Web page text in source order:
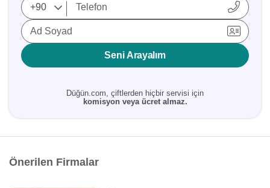
Ad Soyad
Seni Arayalım
Düğün.com, çiftlerden hiçbir servisi için
komisyon veya ücret almaz.
Önerilen Firmalar